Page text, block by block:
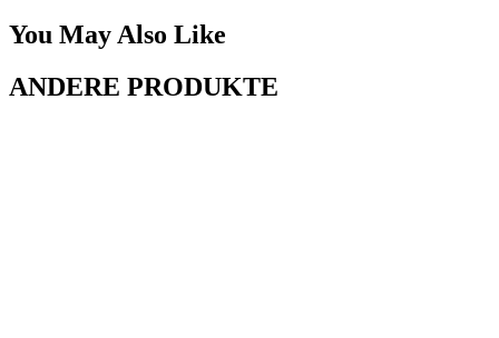
You May Also Like
ANDERE PRODUKTE